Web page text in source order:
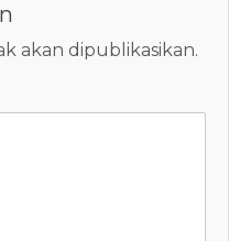
akan dipublikasikan.